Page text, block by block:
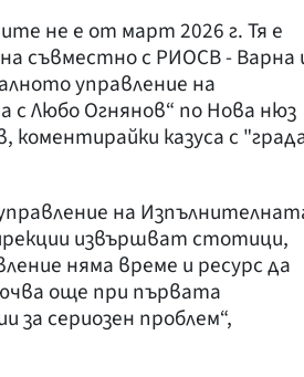
не е от март 2026 г. Тя е
съвместно с РИОСВ - Варна
управление на
с Любо Огнянов“ по Нова нюз
казуса с
на
извършват стотици,
няма време и ресурс да
още при първата
за сериозен проблем“,